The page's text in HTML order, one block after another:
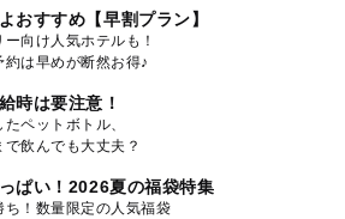
おすすめ【早割プラン】
ー向け人気ホテルも！
約は早めが断然お得♪
時は要注意！
ペットボトル、
で飲んでも大丈夫？
ぱい！2026夏の福袋特集
ち！数量限定の人気福袋